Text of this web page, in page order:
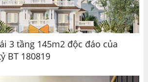
3 tầng 145m2 độc đáo của
BT 180819